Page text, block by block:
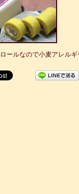
ールなので小麦アレル